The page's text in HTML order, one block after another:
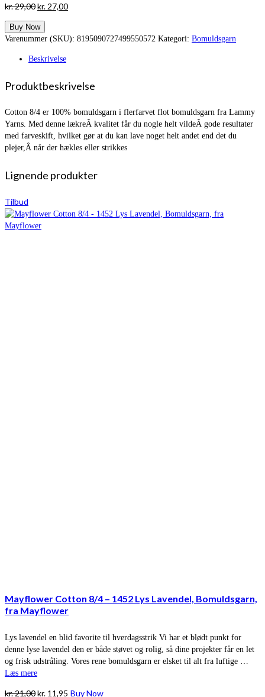
kr.29,00Den
pris
var:
kr. 27,00Den
er:
Buy Now
Varenummer (SKU): 8195090727499550572 Kategori: Bomuldsgarn
Beskrivelse
Produktbeskrivelse
Cotton 8/4 er 100% bomuldsgarn i flerfarvet flot bomuldsgarn fra Lammy
Yarns. Med denne lækreÂ kvalitet får du nogle helt vildeÂ gode resultater
med farveskift, hvilket gør at du kan lave noget helt andet end det du
plejer,Â når der hækles eller strikkes
Lignende produkter
Tilbud
Mayflower Cotton 8/4 – 1452 Lys Lavendel, Bomuldsgarn,
fra Mayflower
Lys lavendel en blid favorite til hverdagsstrik Vi har et blødt punkt for
denne lyse lavendel den er både støvet og rolig, så dine projekter får en let
og frisk udstråling. Vores rene bomuldsgarn er elsket til alt fra luftige …
Læs mere
kr.21,00Den
kr. 11,95 Den
Buy Now